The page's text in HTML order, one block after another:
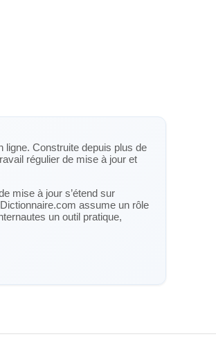
ligne. Construite depuis plus de
régulier de mise à jour et
mise à jour s’étend sur
assume un rôle
un outil pratique,